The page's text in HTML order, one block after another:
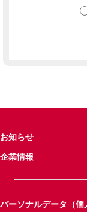
お知らせ
企業情報
パーソナルデータ（